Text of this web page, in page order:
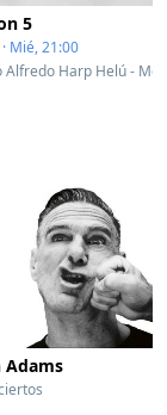
5
Mié, 21:00
Adams